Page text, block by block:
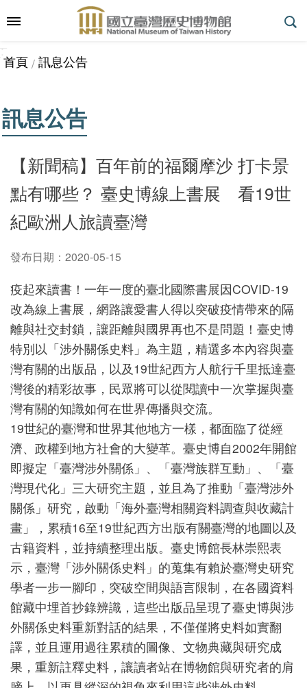
跳到主要內容區塊
階
觀
指
南
覽
研
究
典
藏
教
育
與
活
動
出
版
文
創
:::
首頁 訊息公告
訊息公告
【新聞稿】百年前的福爾摩沙 打卡景
點有哪些？ 臺史博線上書展 看19世
紀歐洲人旅讀臺灣
發布日期：2020-05-15
疫起來讀書！一年一度的臺北國際書展因COVID-19
改為線上書展，網路讓愛書人得以突破疫情帶來的隔
離與社交封鎖，讓距離與國界再也不是問題！臺史博
特別以「涉外關係史料」為主題，精選多本內容與臺
灣有關的出版品，以及19世紀西方人航行千里抵達臺
灣後的精彩故事，民眾將可以從閱讀中一次掌握與臺
灣有關的知識如何在世界傳播與交流。
19世紀的臺灣和世界其他地方一樣，都面臨了從經
濟、政權到地方社會的大變革。臺史博自2002年開館
即擬定「臺灣涉外關係」、「臺灣族群互動」、「臺
灣現代化」三大研究主題，並且為了推動「臺灣涉外
關係」研究，啟動「海外臺灣相關資料調查與收藏計
畫」，累積16至19世紀西方出版有關臺灣的地圖以及
古籍資料，並持續整理出版。臺史博館長林崇熙表
示，臺灣「涉外關係史料」的蒐集有賴於臺灣史研究
學者一步一腳印，突破空間與語言限制，在各國資料
館藏中埋首抄錄辨識，這些出版品呈現了臺史博與涉
外關係史料重新對話的結果，不僅僅將史料如實翻
譯，並且運用過往累積的圖像、文物典藏與研究成
果，重新註釋史料，讓讀者站在博物館與研究者的肩